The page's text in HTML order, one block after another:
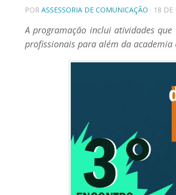
POR ASSESSORIA DE COMUNICAÇÃO · 18
A programação inclui atividades
profissionais para além da academia